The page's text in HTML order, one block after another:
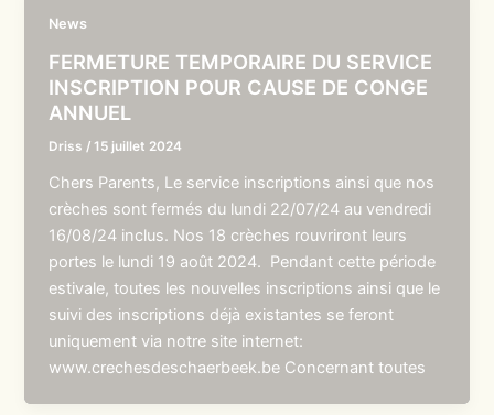
News
FERMETURE TEMPORAIRE DU SERVICE
INSCRIPTION POUR CAUSE DE CONGE
ANNUEL
Driss /15 juillet 2024
Chers Parents, Le service inscriptions ainsi que nos
crèches sont fermés du lundi 22/07/24 au vendredi
16/08/24 inclus. Nos 18 crèches rouvriront leurs
portes le lundi 19 août 2024. Pendant cette période
estivale, toutes les nouvelles inscriptions ainsi que le
suivi des inscriptions déjà existantes se feront
uniquement via notre site internet:
www.crechesdeschaerbeek.be Concernant toutes